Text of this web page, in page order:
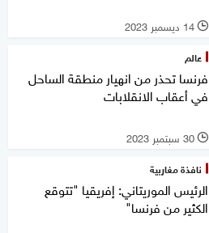
l 14 ديسمبر 2023
عالم
فرنسا تحذر من انهيار منطقة الساحل
في أعقاب الانقلابات
l 30 سبتمبر 2023
نافذة مغاربية
الرئيس الموريتاني: إفريقيا "تتوقع
الكثير من فرنسا"